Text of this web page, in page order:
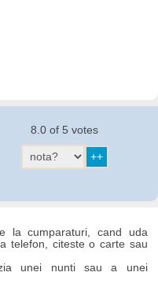
8.0 of 5 votes
la cumparaturi, cand uda
telefon, citeste o carte sau
unei nunti sau a unei